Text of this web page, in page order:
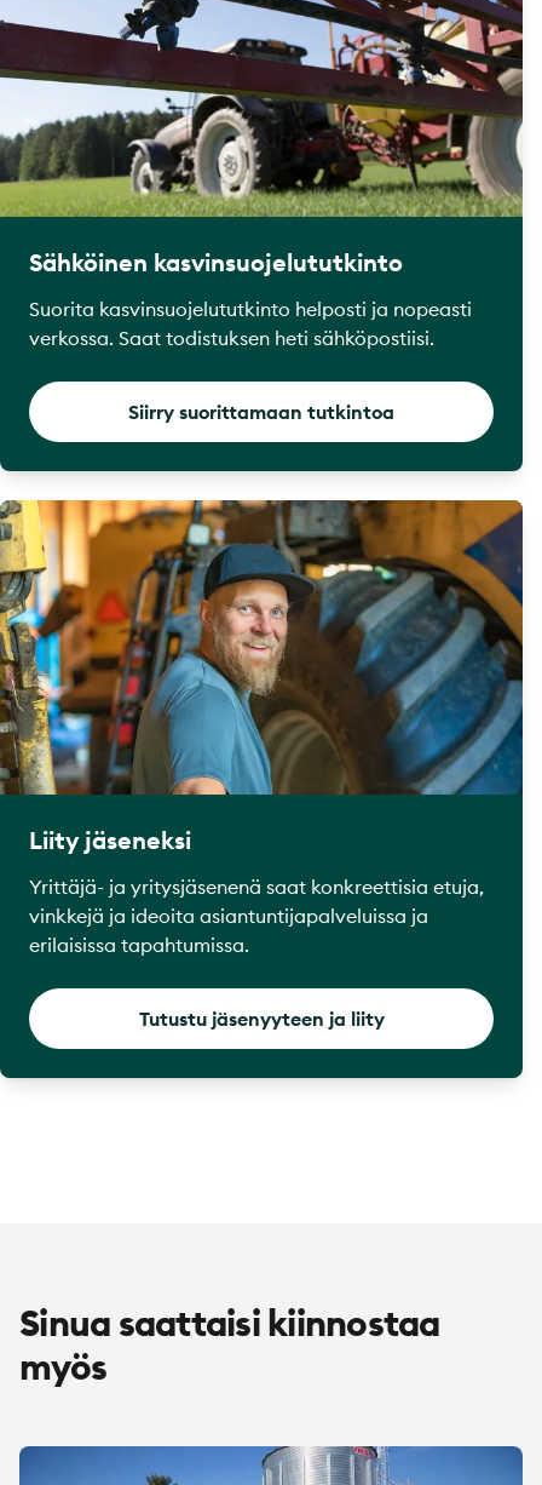
Sähköinen kasvinsuojelututkinto
Suorita kasvinsuojelututkinto helposti ja nopeasti
verkossa. Saat todistuksen heti sähköpostiisi.
Siirry suorittamaan tutkintoa
Liity jäseneksi
Yrittäjä- ja yritysjäsenenä saat konkreettisia etuja,
vinkkejä ja ideoita asiantuntijapalveluissa ja
erilaisissa tapahtumissa.
Tutustu jäsenyyteen ja liity
Sinua saattaisi kiinnostaa
myös